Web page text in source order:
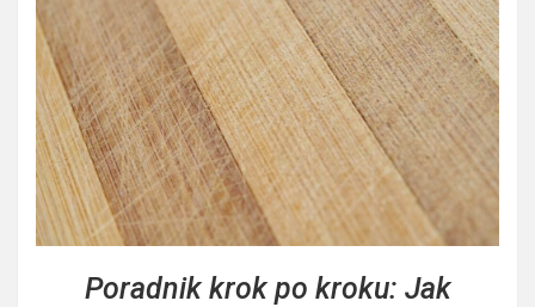
Poradnik krok po kroku: Jak